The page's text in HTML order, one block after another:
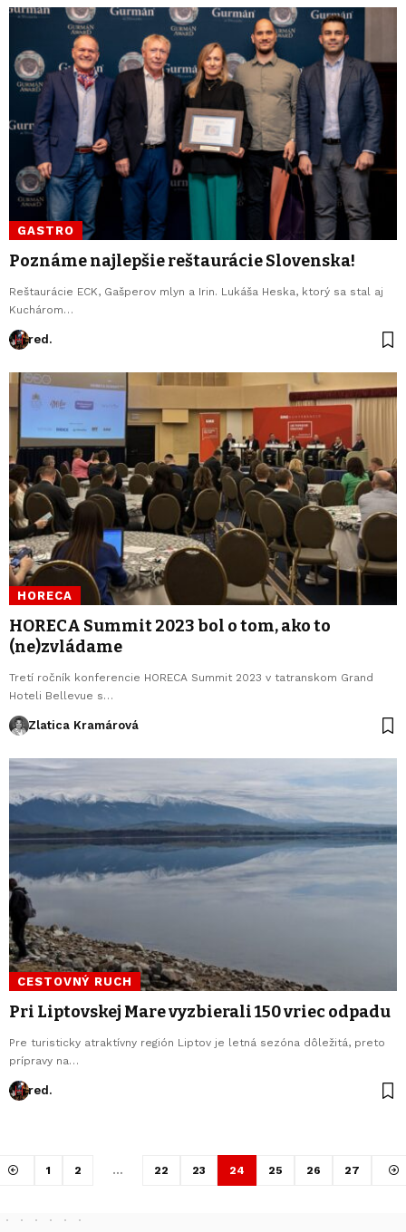
GASTRO
Poznáme najlepšie reštaurácie Slovenska!
Reštaurácie ECK, Gašperov mlyn a Irin. Lukáša Heska, ktorý sa stal aj
Kuchárom…
red.
HORECA
HORECA Summit 2023 bol o tom, ako to
(ne)zvládame
Tretí ročník konferencie HORECA Summit 2023 v tatranskom Grand
Hoteli Bellevue s…
Zlatica Kramárová
CESTOVNÝ RUCH
Pri Liptovskej Mare vyzbierali 150 vriec odpadu
Pre turisticky atraktívny región Liptov je letná sezóna dôležitá, preto
prípravy na…
red.
1 2 … 22 23 24 25 26 27